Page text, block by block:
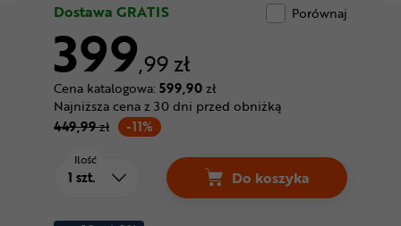
Dostawa GRATIS Porównaj
399,99 zł
Cena katalogowa: 599,90zł
-11%
Najniższa cena z 30 dni przed obniżką
449,99zł
Ilość
Do koszyka